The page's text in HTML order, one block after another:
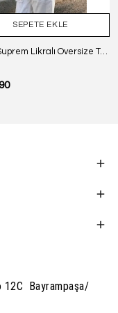
SEPETE EKLE
Kadın Suprem Likralı Oversize T-Shirt - BORDO
12C Bayrampaşa/